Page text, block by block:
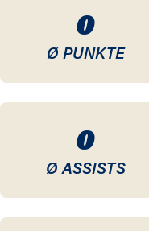
0
Ø PUNKTE
0
Ø ASSISTS